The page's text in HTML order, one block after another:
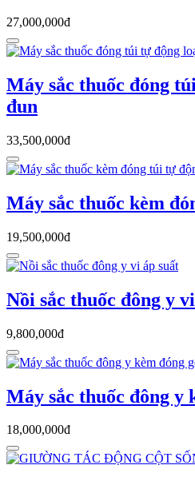
27,000,000đ
Máy sắc thuốc đóng
đun
33,500,000đ
Máy sắc thuốc kèm
19,500,000đ
Nồi sắc thuốc đông y
9,800,000đ
Máy sắc thuốc đông y
18,000,000đ